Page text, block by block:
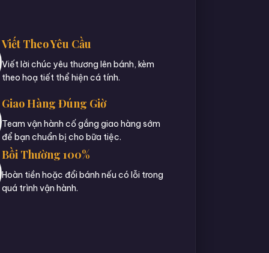
Viết Theo Yêu Cầu
Viết lời chúc yêu thương lên bánh, kèm
theo hoạ tiết thể hiện cá tính.
Giao Hàng Đúng Giờ
Team vận hành cố gắng giao hàng sớm
để bạn chuẩn bị cho bữa tiệc.
Bồi Thường 100%
Hoàn tiền hoặc đổi bánh nếu có lỗi trong
quá trình vận hành.